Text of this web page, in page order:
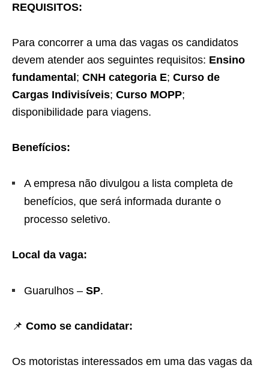
REQUISITOS:
Para concorrer a uma das vagas os candidatos
devem atender aos seguintes requisitos: Ensino
fundamental; CNH categoria E; Curso de
Cargas Indivisíveis; Curso MOPP;
disponibilidade para viagens.
Benefícios:
A empresa não divulgou a lista completa de
benefícios, que será informada durante o
processo seletivo.
Local da vaga:
Guarulhos – SP.
📌 Como se candidatar:
Os motoristas interessados em uma das vagas da